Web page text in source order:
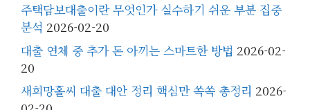
주택담보대출이란 무엇인가 실수하기 쉬운 부분 집중
분석 2026-02-20
대출 연체 중 추가 돈 아끼는 스마트한 방법 2026-02-
20
새희망홀씨 대출 대안 정리 핵심만 쏙쏙 총정리 2026-